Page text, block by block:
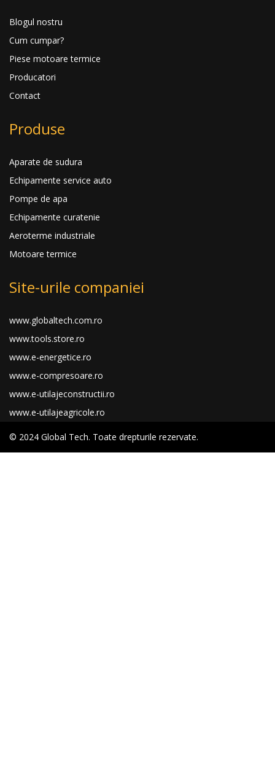
Blogul nostru
Cum cumpar?
Piese motoare termice
Producatori
Contact
Produse
Aparate de sudura
Echipamente service auto
Pompe de apa
Echipamente curatenie
Aeroterme industriale
Motoare termice
Site-urile companiei
www.globaltech.com.ro
www.tools.store.ro
www.e-energetice.ro
www.e-compresoare.ro
www.e-utilajeconstructii.ro
www.e-utilajeagricole.ro
© 2024 Global Tech. Toate drepturile rezervate.